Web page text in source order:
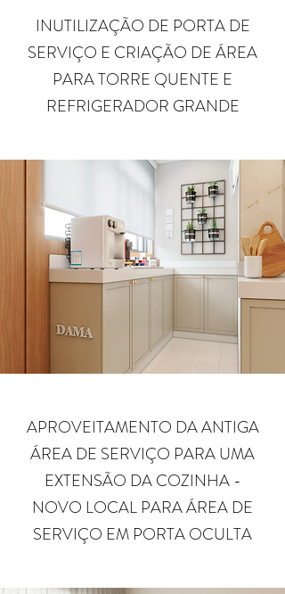
INUTILIZAÇÃO DE PORTA DE
SERVIÇO E CRIAÇÃO DE ÁREA
PARA TORRE QUENTE E
REFRIGERADOR GRANDE
APROVEITAMENTO DA ANTIGA
ÁREA DE SERVIÇO PARA UMA
EXTENSÃO DA COZINHA -
NOVO LOCAL PARA ÁREA DE
SERVIÇO EM PORTA OCULTA